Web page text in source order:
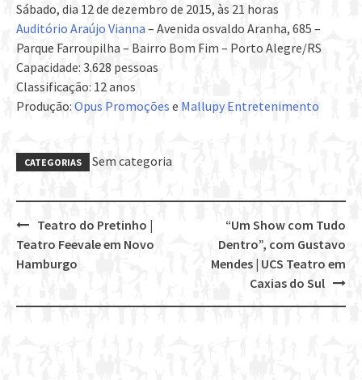
Sábado, dia 12 de dezembro de 2015, às 21 horas
Auditório Araújo Vianna – Avenida osvaldo Aranha, 685 –
Parque Farroupilha – Bairro Bom Fim – Porto Alegre/RS
Capacidade: 3.628 pessoas
Classificação: 12 anos
Produção: Opus Promoções e Mallupy Entretenimento
CATEGORIAS Sem categoria
Post
navigation
“Um Show com Tudo
Dentro”, com Gustavo
Mendes | UCS Teatro em
Caxias do Sul
Teatro do Pretinho |
Teatro Feevale em Novo
Hamburgo